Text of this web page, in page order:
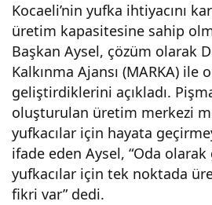
Kocaeli’nin yufka ihtiyacını
üretim kapasitesine sahip
Başkan Aysel, çözüm olarak
Kalkınma Ajansı (MARKA)
geliştirdiklerini açıkladı.
oluşturulan üretim merkezi
yufkacılar için hayata
ifade eden Aysel, “Oda
yufkacılar için tek noktada
fikri var” dedi.
yor!